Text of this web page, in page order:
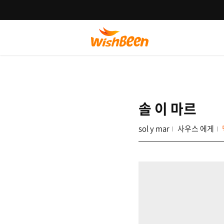
솔 이 마르
sol y mar 사우스 에게